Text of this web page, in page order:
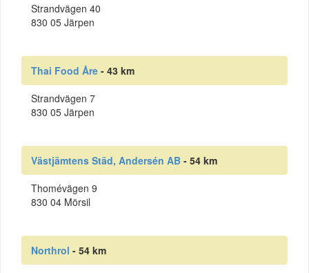
Strandvägen 40
830 05 Järpen
Thai Food Åre - 43 km
Strandvägen 7
830 05 Järpen
Västjämtens Städ, Andersén AB - 54 km
Thomévägen 9
830 04 Mörsil
Northrol - 54 km